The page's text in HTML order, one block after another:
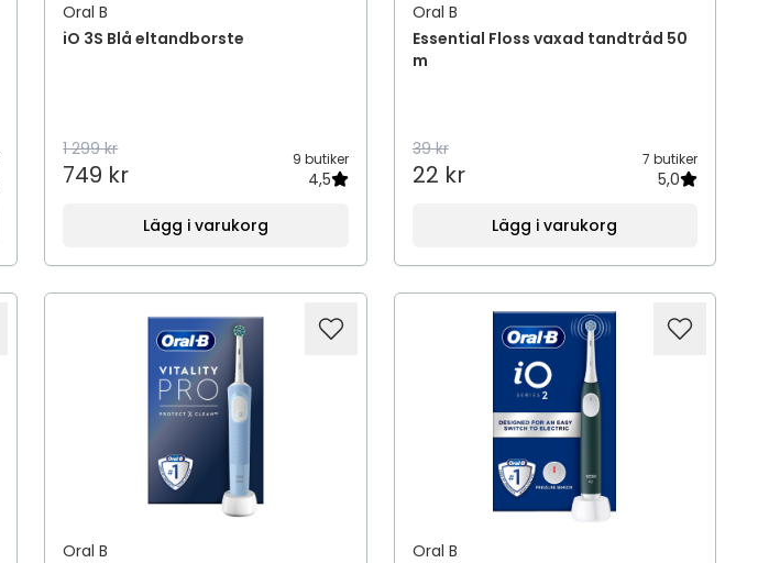
Oral B
iO 3S Blå eltandborste
1 299 kr
749 kr
9 butiker
4,5
Lägg i varukorg
Oral B
Essential Floss vaxad tandtråd 50
m
39 kr
22 kr
7 butiker
5,0
Lägg i varukorg
Oral B
Oral B